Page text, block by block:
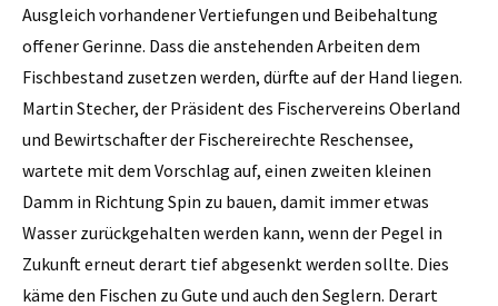
Ausgleich vorhandener Vertiefungen und Beibehaltung
offener Gerinne. Dass die anstehenden Arbeiten dem
Fischbestand zusetzen werden, dürfte auf der Hand liegen.
Martin Stecher, der Präsident des Fischervereins Oberland
und Bewirtschafter der Fischereirechte Reschensee,
wartete mit dem Vorschlag auf, einen zweiten kleinen
Damm in Richtung Spin zu bauen, damit immer etwas
Wasser zurückgehalten werden kann, wenn der Pegel in
Zukunft erneut derart tief abgesenkt werden sollte. Dies
käme den Fischen zu Gute und auch den Seglern. Derart